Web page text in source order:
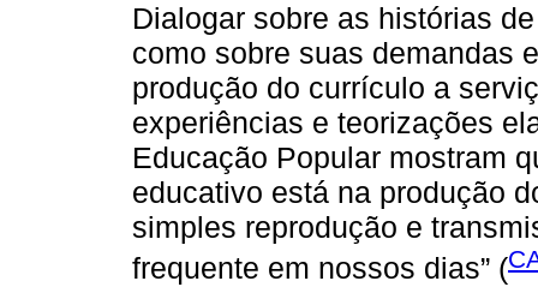
Dialogar sobre as histórias
como sobre suas demandas
produção do currículo a
experiências e teorizações
Educação Popular mostram
educativo está na produção
simples reprodução e
frequente em nossos dias” (